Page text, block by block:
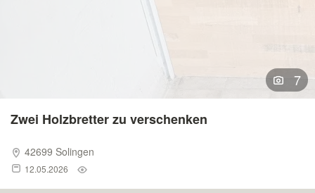
7
Zwei Holzbretter zu verschenken
42699 Solingen
12.05.2026